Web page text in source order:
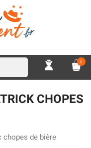
0
CHOPES
chopes de bière